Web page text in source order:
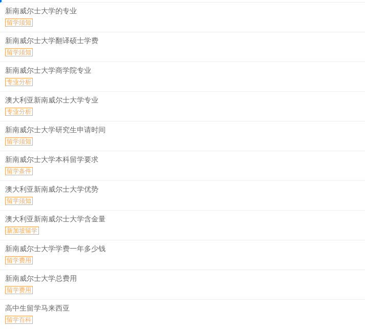
新南威尔士大学的专业
留学须知
新南威尔士大学翻译硕士学费
留学须知
新南威尔士大学商学院专业
专业分析
澳大利亚新南威尔士大学专业
专业分析
新南威尔士大学研究生申请时间
留学须知
新南威尔士大学本科留学要求
留学条件
澳大利亚新南威尔士大学优势
留学须知
澳大利亚新南威尔士大学含金量
新加坡留学
新南威尔士大学学费一年多少钱
留学费用
新南威尔士大学总费用
留学费用
高中生留学马来西亚
留学百科